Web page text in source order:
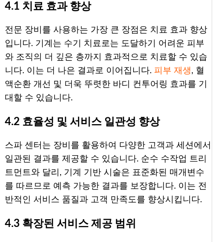
4.1 치료 효과 향상
전문 장비를 사용하는 가장 큰 장점은 치료 효과 향상
입니다. 기계는 수기 치료로는 도달하기 어려운 피부
와 조직의 더 깊은 층까지 효과적으로 치료할 수 있습
니다. 이는 더 나은 결과로 이어집니다. 피부 재생, 혈
액순환 개선 및 더욱 뚜렷한 바디 컨투어링 효과를 기
대할 수 있습니다.
4.2 효율성 및 서비스 일관성 향상
스파 센터는 장비를 활용하여 다양한 고객과 세션에서
일관된 결과를 제공할 수 있습니다. 순수 수작업 트리
트먼트와 달리, 기계 기반 시술은 표준화된 매개변수
를 따르므로 예측 가능한 결과를 보장합니다. 이는 전
반적인 서비스 품질과 고객 만족도를 향상시킵니다.
4.3 확장된 서비스 제공 범위